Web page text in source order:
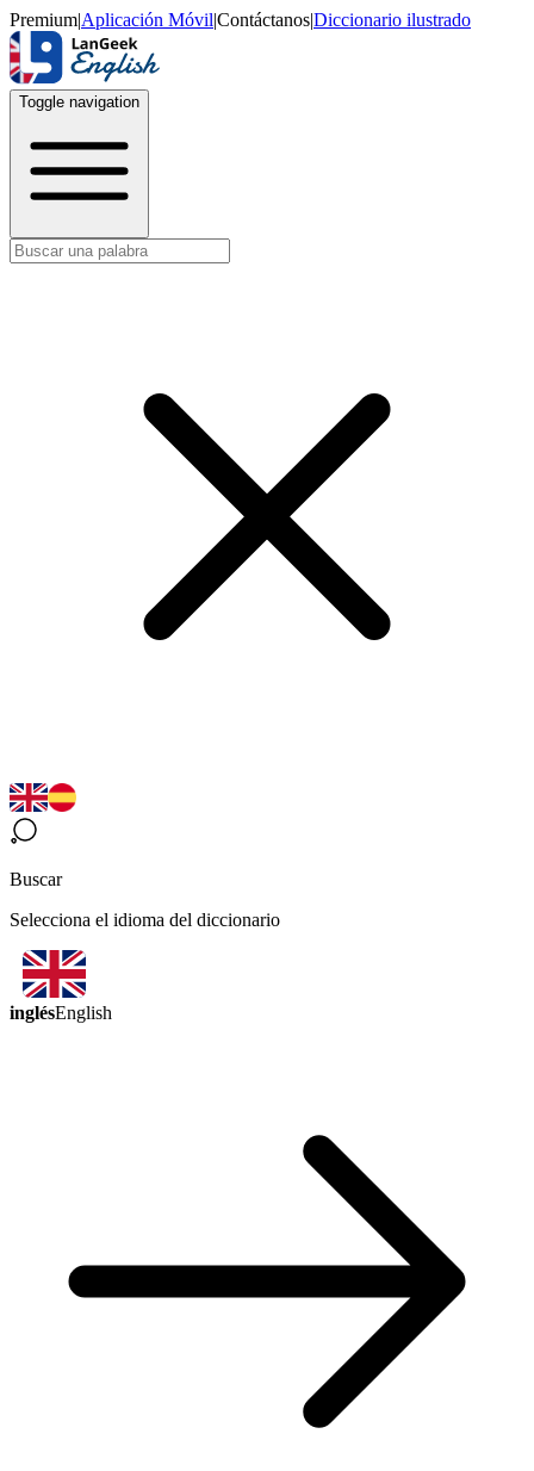
Premium|Aplicación Móvil|Contáctanos|Diccionario ilustrado
Toggle navigation
Buscar
Selecciona el idioma del diccionario
inglésEnglish